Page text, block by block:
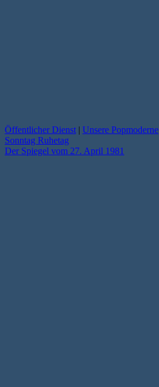
Öffentlicher Dienst | Unsere Popmoderne
Sonntag Ruhetag
Der Spiegel vom 27. April 1981